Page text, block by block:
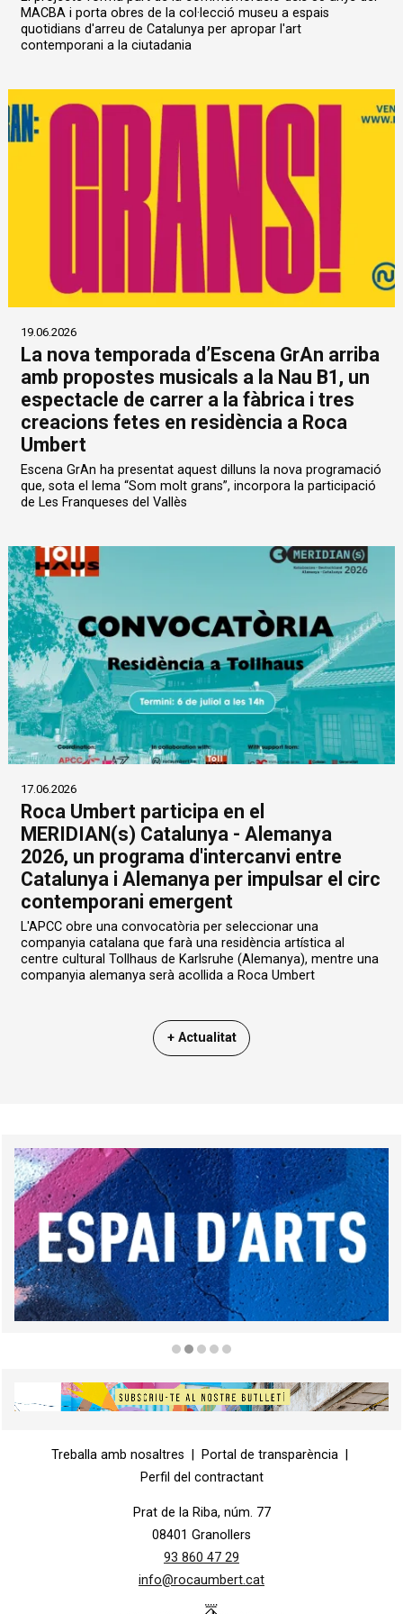
MACBA i porta obres de la col·lecció museu a espais
quotidians d'arreu de Catalunya per apropar l'art
contemporani a la ciutadania
19.06.2026
La nova temporada d’Escena GrAn arriba
amb propostes musicals a la Nau B1, un
espectacle de carrer a la fàbrica i tres
creacions fetes en residència a Roca
Umbert
Escena GrAn ha presentat aquest dilluns la nova programació
que, sota el lema “Som molt grans”, incorpora la participació
de Les Franqueses del Vallès
17.06.2026
Roca Umbert participa en el
MERIDIAN(s) Catalunya - Alemanya
2026, un programa d'intercanvi entre
Catalunya i Alemanya per impulsar el circ
contemporani emergent
L'APCC obre una convocatòria per seleccionar una
companyia catalana que farà una residència artística al
centre cultural Tollhaus de Karlsruhe (Alemanya), mentre una
companyia alemanya serà acollida a Roca Umbert
+ Actualitat
Treballa amb nosaltres
Portal de transparència
Perfil del contractant
Prat de la Riba, núm. 77
08401 Granollers
93 860 47 29
info@rocaumbert.cat